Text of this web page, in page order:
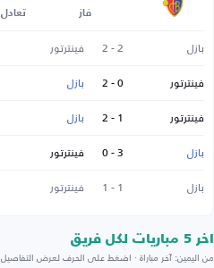
فاز
تعادل
بازل 2 - 2 فينترتور
فينترتور
0 - 2 بازل
فينترتور
1 - 2 بازل
بازل
3 - 0 فينترتور
بازل
1 - 1 فينترتور
اخر 5 مباريات لكل فريق
من اليمين: آخر مباراة · اضغط على الحرف لعرض التفاصيل